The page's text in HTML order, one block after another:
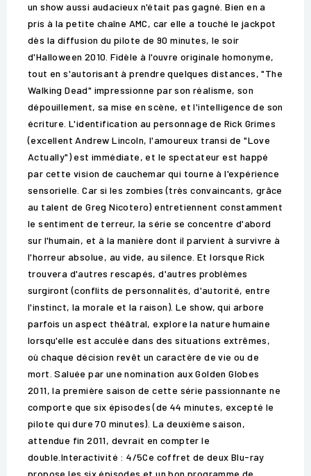
un show aussi audacieux n'était pas gagné. Bien en a
pris à la petite chaîne AMC, car elle a touché le jackpot
dès la diffusion du pilote de 90 minutes, le soir
d'Halloween 2010. Fidèle à l'ouvre originale homonyme,
tout en s'autorisant à prendre quelques distances, "The
Walking Dead" impressionne par son réalisme, son
dépouillement, sa mise en scène, et l'intelligence de son
écriture. L'identification au personnage de Rick Grimes
(excellent Andrew Lincoln, l'amoureux transi de "Love
Actually") est immédiate, et le spectateur est happé
par cette vision de cauchemar qui tourne à l'expérience
sensorielle. Car si les zombies (très convaincants, grâce
au talent de Greg Nicotero) entretiennent constamment
le sentiment de terreur, la série se concentre d'abord
sur l'humain, et à la manière dont il parvient à survivre à
l'horreur absolue, au vide, au silence. Et lorsque Rick
trouvera d'autres rescapés, d'autres problèmes
surgiront (conflits de personnalités, d'autorité, entre
l'instinct, la morale et la raison). Le show, qui arbore
parfois un aspect théâtral, explore la nature humaine
lorsqu'elle est acculée dans des situations extrêmes,
où chaque décision revêt un caractère de vie ou de
mort. Saluée par une nomination aux Golden Globes
2011, la première saison de cette série passionnante ne
comporte que six épisodes (de 44 minutes, excepté le
pilote qui dure 70 minutes). La deuxième saison,
attendue fin 2011, devrait en compter le
double.Interactivité : 4/5Ce coffret de deux Blu-ray